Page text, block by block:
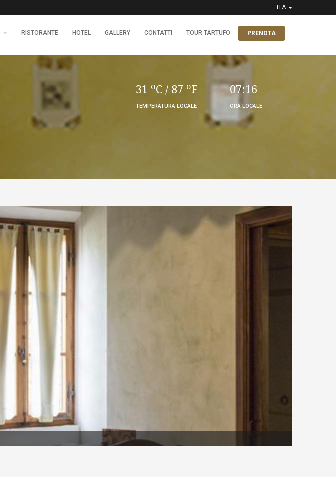
ITA
RISTORANTE HOTEL GALLERY CONTATTI TOUR TARTUFO PRENOTA
31 oC / 87 oF
TEMPERATURA LOCALE
07:16
ORA LOCALE